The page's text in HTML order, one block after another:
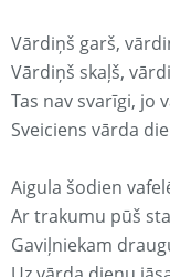
Vārdiņš garš,
Vārdiņš skaļš,
Tas nav svarīgi, jo
Sveiciens vārda
Aigula šodien
Ar trakumu pūš
Gaviļniekam